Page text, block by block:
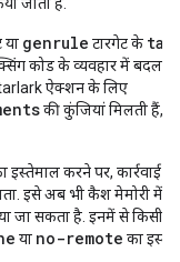
या genrule टारगेट के
कोड के व्यवहार में
ऐक्शन के लिए
की कुंजियां मिलती हैं,
इस्तेमाल करने पर, कार्रवाई
इसे अब भी कैश मेमोरी में
जा सकता है. इनमें से किसी
या no-remote का